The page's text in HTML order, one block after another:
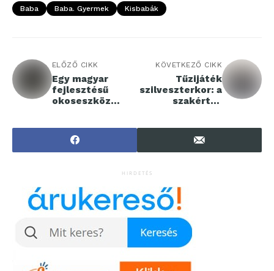
Baba Baba. Gyermek Kisbabák
ELŐZŐ CIKK
Egy magyar
fejlesztésű
okoseszköz
háztartásnak
csökkenteni az
áramfogyasztásá
KÖVETKEZŐ CIKK
Tűzijáték
szilveszterkor: a
szakértők
feketekeresked
elmet
erősíthetik
HIRDETÉS